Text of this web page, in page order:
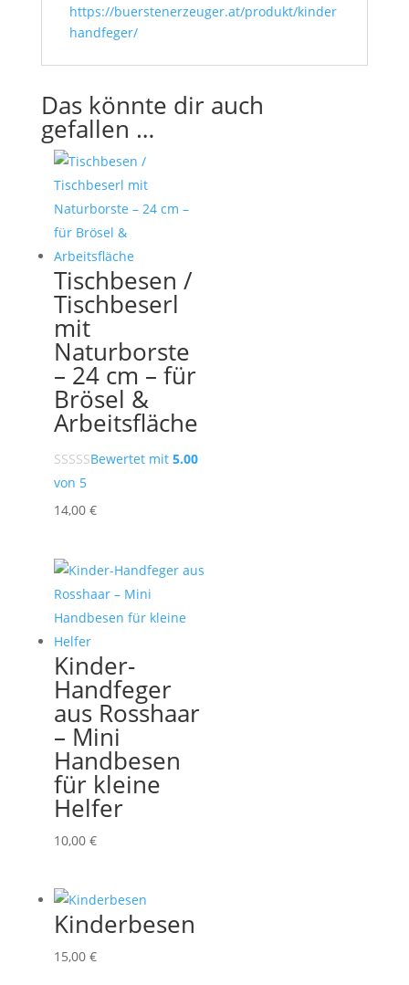
https://buerstenerzeuger.at/produkt/kinder
handfeger/
Das könnte dir auch
gefallen …
Tischbesen /
Tischbeserl
mit
Naturborste
– 24 cm – für
Brösel &
Arbeitsfläche
Bewertet mit 5.00
von 5
14,00 €
Kinder-
Handfeger
aus Rosshaar
– Mini
Handbesen
für kleine
Helfer
10,00 €
Kinderbesen
15,00 €